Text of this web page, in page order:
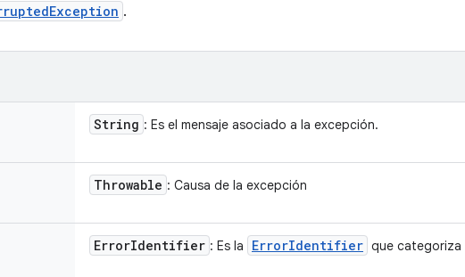
.
String : Es el mensaje asociado a la excepción.
Throwable : Causa de la excepción
ErrorIdentifier : Es la ErrorIdentifier que categoriza